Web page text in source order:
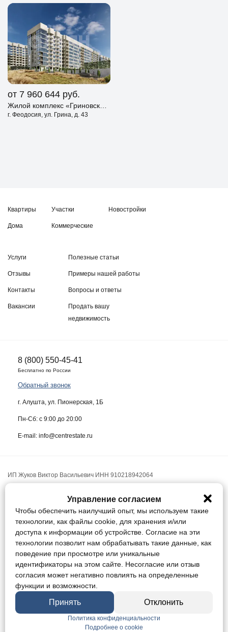
от 7 960 644 руб.
г. Феодосия, ул. Грина, д. 43
Квартиры
Дома
Участки
Коммерческие
Новостройки
Услуги
Отзывы
Контакты
Вакансии
Полезные статьи
Примеры нашей работы
Вопросы и ответы
Продать вашу
недвижимость
8 (800) 550-45-41
Бесплатно по России
Обратный звонок
г. Алушта, ул. Пионерская, 1Б
Пн-Сб: с 9:00 до 20:00
E-mail: info@centrestate.ru
ИП Жуков Виктор Васильевич ИНН 910218942064
не является публичной офертой, определяемой положениями статьи
437 Гражданского кодекса Российской Федерации.
Конфиденциальность
Соглашение
Управление cookie / Отозвать согласие
Мы в соц. сетях:
Управление согласием
Чтобы обеспечить наилучший опыт, мы используем такие
технологии, как файлы cookie, для хранения и/или
доступа к информации об устройстве. Согласие на эти
технологии позволит нам обрабатывать такие данные, как
поведение при просмотре или уникальные
идентификаторы на этом сайте. Несогласие или отзыв
согласия может негативно повлиять на определенные
функции и возможности.
Принять Отклонить
Политика конфиденциальности
Подробнее о cookie